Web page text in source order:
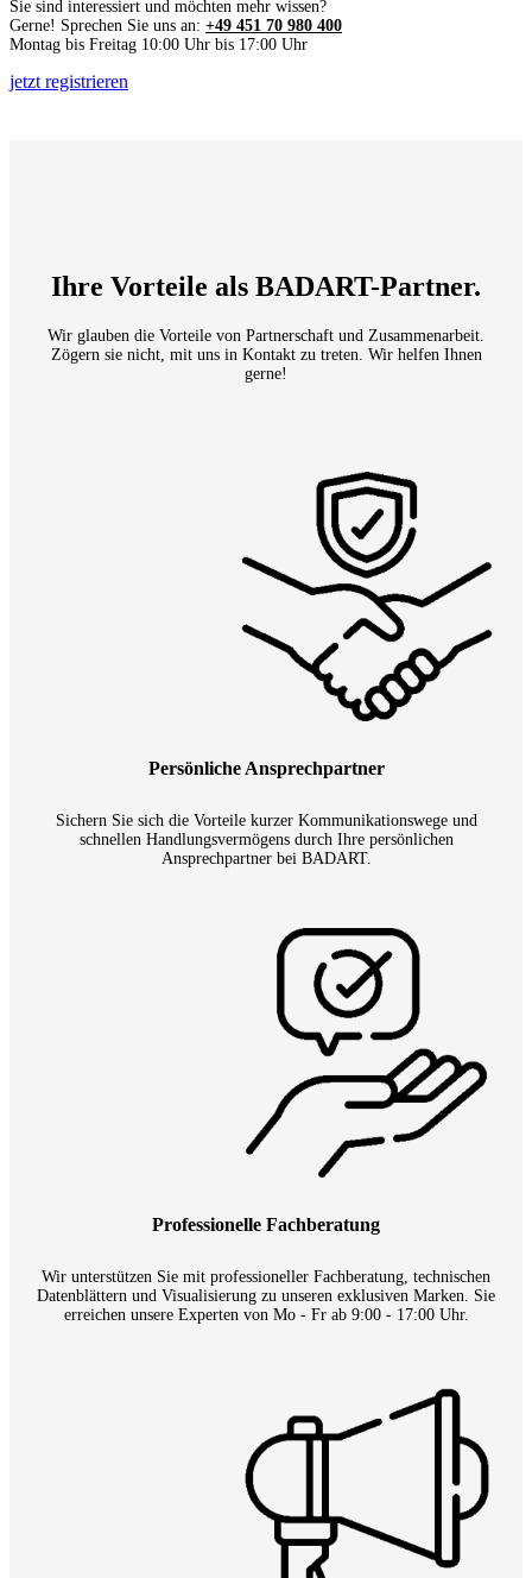
Sie sind interessiert und möchten mehr wissen?
Gerne! Sprechen Sie uns an: +49 451 70 980 400
Montag bis Freitag 10:00 Uhr bis 17:00 Uhr
jetzt registrieren
Ihre Vorteile als BADART-Partner.
Wir glauben die Vorteile von Partnerschaft und Zusammenarbeit.
Zögern sie nicht, mit uns in Kontakt zu treten. Wir helfen Ihnen
gerne!
Persönliche Ansprechpartner
Sichern Sie sich die Vorteile kurzer Kommunikationswege und
schnellen Handlungsvermögens durch Ihre persönlichen
Ansprechpartner bei BADART.
Professionelle Fachberatung
Wir unterstützen Sie mit professioneller Fachberatung, technischen
Datenblättern und Visualisierung zu unseren exklusiven Marken. Sie
erreichen unsere Experten von Mo - Fr ab 9:00 - 17:00 Uhr.